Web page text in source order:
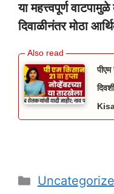
या महत्त्वपूर्ण
दिवाळीनंतर मोठा
Categories